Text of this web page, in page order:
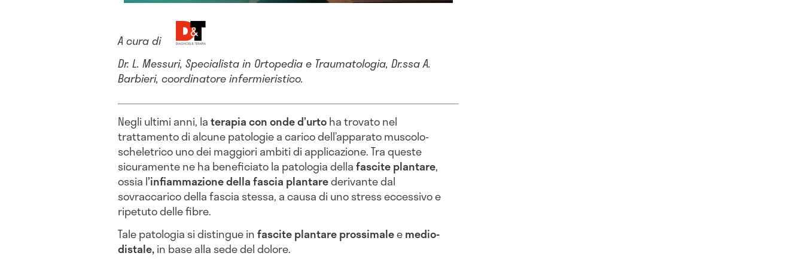
A cura di
Dr. L. Messuri, Specialista in Ortopedia e Traumatologia, Dr.ssa A.
Barbieri, coordinatore infermieristico.
Negli ultimi anni, laterapia con onde d’urtoha trovato nel
trattamento di alcune patologie a carico dell’apparato muscolo-
scheletrico uno dei maggiori ambiti di applicazione. Tra queste
sicuramente ne ha beneficiato la patologia dellafascite plantare,
ossia l’infiammazione della fascia plantarederivante dal
sovraccarico della fascia stessa, a causa di uno stress eccessivo e
ripetuto delle fibre.
Tale patologia si distingue infascite plantare prossimaleemedio-
distale,in base alla sede del dolore.